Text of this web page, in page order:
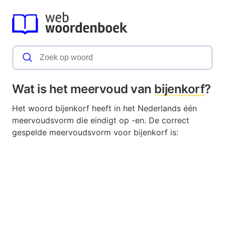
Wat is het meervoud van bijenkorf?
Het woord bijenkorf heeft in het Nederlands één
meervoudsvorm die eindigt op -en. De correct
gespelde meervoudsvorm voor bijenkorf is: